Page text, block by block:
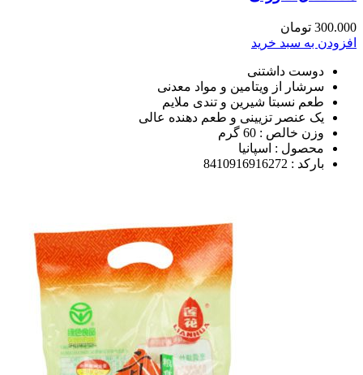
300.000 تومان
افزودن به سبد خرید
دوست داشتنی
سرشار از ویتامین و مواد معدنی
طعم نسبتا شیرین و تندی ملایم
یک عنصر تزیینی و طعم دهنده عالی
وزن خالص : 60 گرم
محصول : اسپانیا
بارکد : 8410916916272